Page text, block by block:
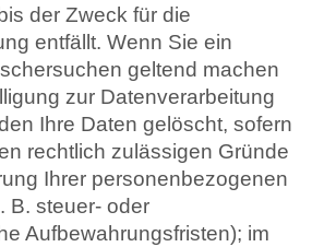
der Zweck für die
entfällt. Wenn Sie ein
geltend machen
zur Datenverarbeitung
Ihre Daten gelöscht, sofern
rechtlich zulässigen Gründe
Ihrer personenbezogenen
B. steuer- oder
Aufbewahrungsfristen); im